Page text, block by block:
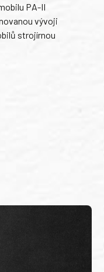
PA-II
vývoji
strojírnou